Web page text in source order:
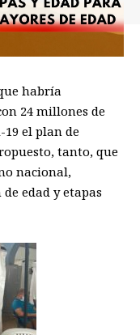
habría
24 millones de
el plan de
tanto, que
nacional,
edad y etapas